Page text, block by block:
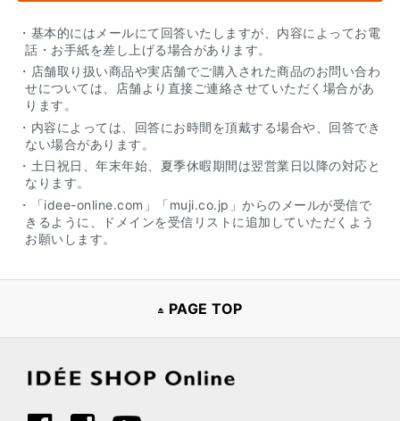
・基本的にはメールにて回答いたしますが、内容によってお電
話・お手紙を差し上げる場合があります。
・店舗取り扱い商品や実店舗でご購入された商品のお問い合わ
せについては、店舗より直接ご連絡させていただく場合があ
ります。
・内容によっては、回答にお時間を頂戴する場合や、回答でき
ない場合があります。
・土日祝日、年末年始、夏季休暇期間は翌営業日以降の対応と
なります。
・「idee-online.com」「muji.co.jp」からのメールが受信で
きるように、ドメインを受信リストに追加していただくよう
お願いします。
PAGE TOP